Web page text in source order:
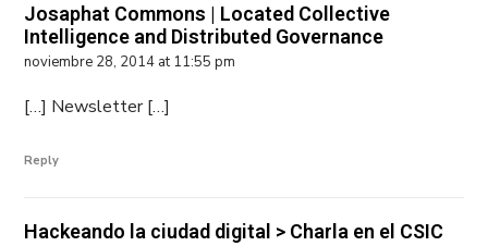
Josaphat Commons | Located Collective
Intelligence and Distributed Governance
noviembre 28, 2014 at 11:55 pm
[…] Newsletter […]
Reply
Hackeando la ciudad digital > Charla en el CSIC